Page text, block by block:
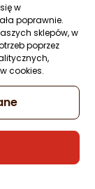
w
poprawnie.
sklepów, w
poprzez
cookies.